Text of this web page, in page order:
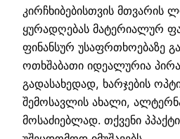
კირჩხიბებისთვის მთვარის
ყურადღებას მატერიალურ
ფინანსურ უსაფრთხოებაზე
ოთხშაბათი იდეალურია
გადასახედად, ხარჯების
შემოსავლის ახალი,
მოსაძიებლად. თქვენი